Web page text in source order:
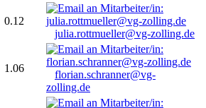
0.12
julia.rottmueller@vg-zolling.de
1.06
florian.schranner@vg-
zolling.de